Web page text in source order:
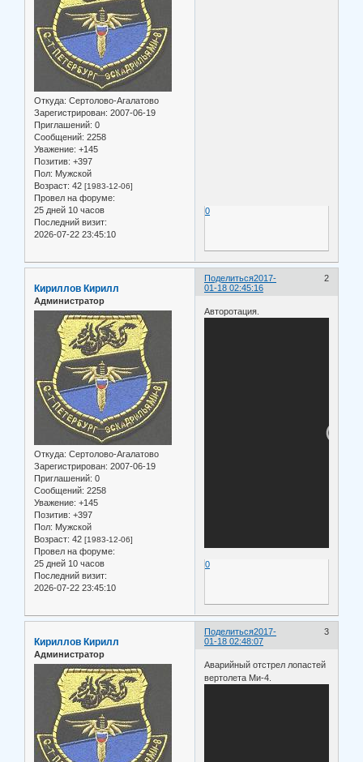
Откуда: Сертолово-Агалатово
Зарегистрирован: 2007-06-19
Приглашений: 0
Сообщений: 2258
Уважение: +145
Позитив: +397
Пол: Мужской
Возраст: 42 [1983-12-06]
Провел на форуме:
25 дней 10 часов
Последний визит:
2026-07-22 23:45:10
0
Поделиться 2
2017-
01-18 02:45:16
Кириллов Кирилл
Администратор
Откуда: Сертолово-Агалатово
Зарегистрирован: 2007-06-19
Приглашений: 0
Сообщений: 2258
Уважение: +145
Позитив: +397
Пол: Мужской
Возраст: 42 [1983-12-06]
Провел на форуме:
25 дней 10 часов
Последний визит:
2026-07-22 23:45:10
Авторотация.
0
Поделиться 3
2017-
01-18 02:48:07
Кириллов Кирилл
Администратор
Аварийный отстрел лопастей
вертолета Ми-4.